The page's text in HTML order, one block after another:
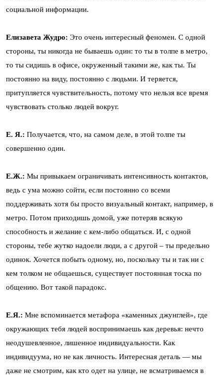
социальной информации.
Елизавета Жудро: Это очень интересный феномен. С одной
стороны, ты никогда не бываешь один: то ты в толпе в метро,
то ты сидишь в офисе, окруженный такими же, как ты. Ты
постоянно на виду, постоянно с людьми. И теряется,
притупляется чувствительность, потому что нельзя все время
чувствовать столько людей вокруг.
Е. Я.: Получается, что, на самом деле, в этой толпе ты
совершенно один.
Е.Ж.: Мы привыкаем ограничивать интенсивность контактов,
ведь с ума можно сойти, если постоянно со всеми
поддерживать хотя бы просто визуальный контакт, например, в
метро. Потом приходишь домой, уже потеряв всякую
способность и желание с кем-либо общаться. И, с одной
стороны, тебе жутко надоели люди, а с другой – ты предельно
одинок. Хочется побыть одному, но, поскольку ты и так ни с
кем толком не общаешься, существует постоянная тоска по
общению. Вот такой парадокс.
Е.Я.: Мне вспоминается метафора «каменных джунглей», где
окружающих тебя людей воспринимаешь как деревья: нечто
неодушевленное, лишенное индивидуальности. Как
индивидуума, но не как личность. Интересная деталь — мы
даже не смотрим, как кто одет на улице, не всматриваемся в